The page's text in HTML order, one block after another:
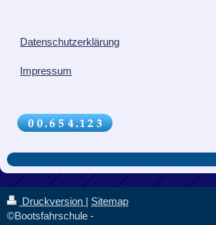
Datenschutzerklärung
Impressum
Druckversion
Sitemap
©Bootsfahrschule -